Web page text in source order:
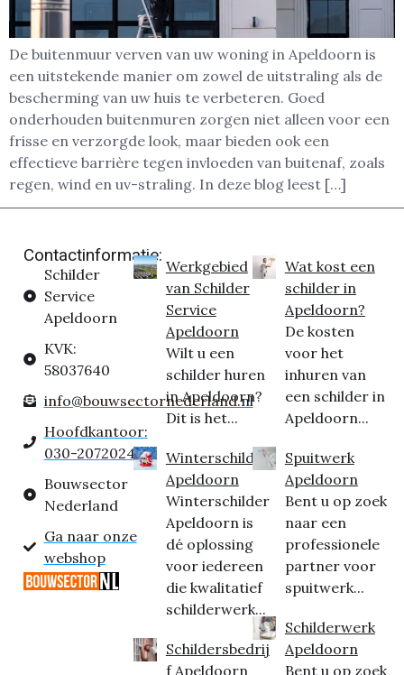
De buitenmuur verven van uw woning in Apeldoorn is
een uitstekende manier om zowel de uitstraling als de
bescherming van uw huis te verbeteren. Goed
onderhouden buitenmuren zorgen niet alleen voor een
frisse en verzorgde look, maar bieden ook een
effectieve barrière tegen invloeden van buitenaf, zoals
regen, wind en uv-straling. In deze blog leest […]
Contactinformatie:
Schilder
Service
Apeldoorn
KVK:
58037640
info@bouwsectornederland.nl
Hoofdkantoor:
030-2072024
Bouwsector
Nederland
Ga naar onze
webshop
Werkgebied
van Schilder
Service
Apeldoorn
Wilt u een
schilder huren
in Apeldoorn?
Dit is het...
Winterschilder
Apeldoorn
Winterschilder
Apeldoorn is
dé oplossing
voor iedereen
die kwalitatief
schilderwerk...
Schildersbedrij
f Apeldoorn
Wat kost een
schilder in
Apeldoorn?
De kosten
voor het
inhuren van
een schilder in
Apeldoorn...
Spuitwerk
Apeldoorn
Bent u op zoek
naar een
professionele
partner voor
spuitwerk...
Schilderwerk
Apeldoorn
Bent u op zoek